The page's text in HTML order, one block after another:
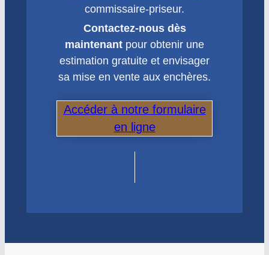
commissaire-priseur.
Contactez-nous dès
maintenant pour obtenir une
estimation gratuite et envisager
sa mise en vente aux enchères.
Accéder à notre formulaire
en ligne